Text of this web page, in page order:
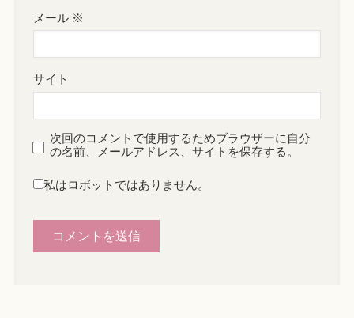
メール ※
サイト
次回のコメントで使用するためブラウザーに自分
の名前、メールアドレス、サイトを保存する。
私はロボットではありません。